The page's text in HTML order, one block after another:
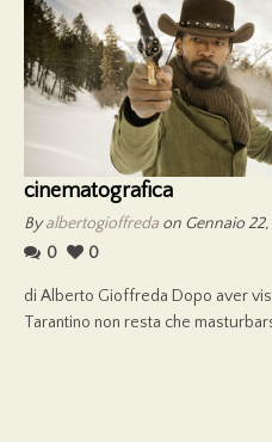
cinematografica
Byalbertogioffreda on Gennaio 22,
0
0
di Alberto Gioffreda Dopo aver
Tarantino non resta che